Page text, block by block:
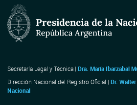
Secretaría Legal y Técnica | Dra. María Ibarzabal
Dirección Nacional del Registro Oficial | Dr.
Nacional